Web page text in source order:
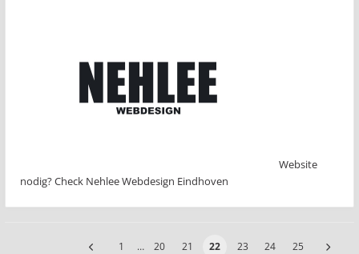
Website
nodig? Check Nehlee Webdesign Eindhoven
1 … 20 21 22 23 24 25